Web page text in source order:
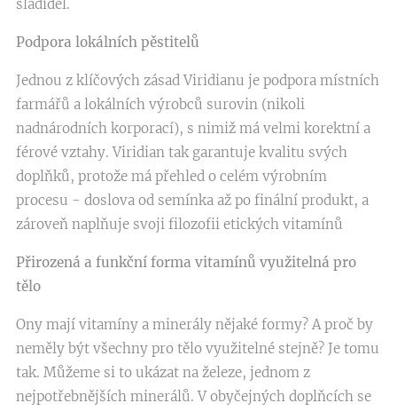
sladidel.
Podpora lokálních pěstitelů
Jednou z klíčových zásad Viridianu je podpora místních
farmářů a lokálních výrobců surovin (nikoli
nadnárodních korporací), s nimiž má velmi korektní a
férové vztahy. Viridian tak garantuje kvalitu svých
doplňků, protože má přehled o celém výrobním
procesu - doslova od semínka až po finální produkt, a
zároveň naplňuje svoji filozofii etických vitamínů
Přirozená a funkční forma vitamínů využitelná pro
tělo
Ony mají vitamíny a minerály nějaké formy? A proč by
neměly být všechny pro tělo využitelné stejně? Je tomu
tak. Můžeme si to ukázat na železe, jednom z
nejpotřebnějších minerálů. V obyčejných doplňcích se